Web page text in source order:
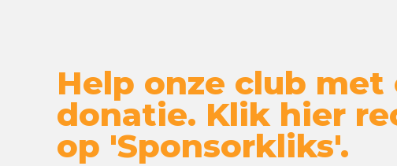
Help onze club met
donatie. Klik hier
op 'Sponsorkliks'.